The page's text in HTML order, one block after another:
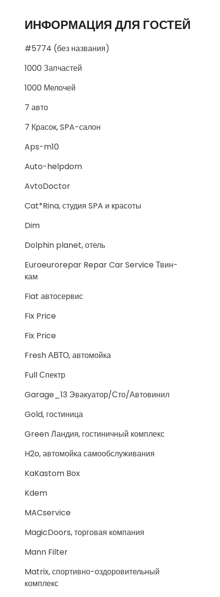
ИНФОРМАЦИЯ ДЛЯ ГОСТЕЙ
#5774 (без названия)
1000 Запчастей
1000 Мелочей
7 авто
7 Красок, SPA-салон
Aps-m10
Auto-helpdom
AvtoDoctor
Cat*Rina, студия SPA и красоты
Dim
Dolphin planet, отель
Euroeurorepar Repar Car Service Твин-
кам
Fiat автосервис
Fix Price
Fix Price
Fresh АВТО, автомойка
Full Спектр
Garage_13 Эвакуатор/Сто/Автовинил
Gold, гостиница
Green Ландия, гостиничный комплекс
H2o, автомойка самообслуживания
KaKastom Box
Kdem
MACservice
MagicDoors, торговая компания
Mann Filter
Matrix, спортивно-оздоровительный
комплекс